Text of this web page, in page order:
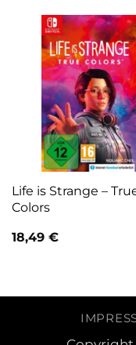
Life is Strange –
Colors
18,49 €